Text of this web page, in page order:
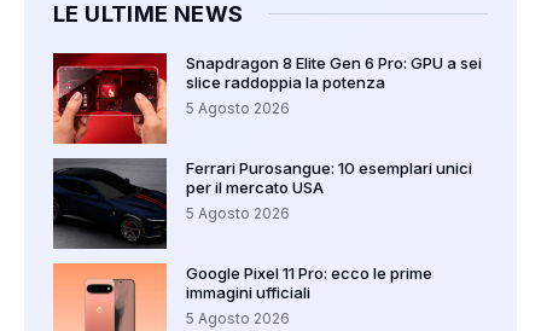
LE ULTIME NEWS
Snapdragon 8 Elite Gen 6 Pro: GPU a sei
slice raddoppia la potenza
5 Agosto 2026
Ferrari Purosangue: 10 esemplari unici
per il mercato USA
5 Agosto 2026
Google Pixel 11 Pro: ecco le prime
immagini ufficiali
5 Agosto 2026